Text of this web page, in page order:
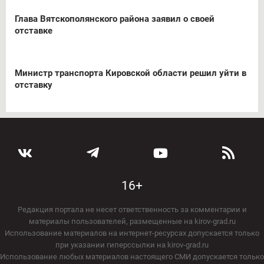
Глава Вятскополянского района заявил о своей
отставке
Министр транспорта Кировской области решил уйти в
отставку
16+
Редакция портала не несет ответственность за комментарии и
материалы пользователей, размещенные на kirov-grad.ru
Использование материалов на интернет-ресурсах допускается только
при указании гиперссылки на kirov-grad.ru
Использование любых материалов настоящего СМИ допускается только